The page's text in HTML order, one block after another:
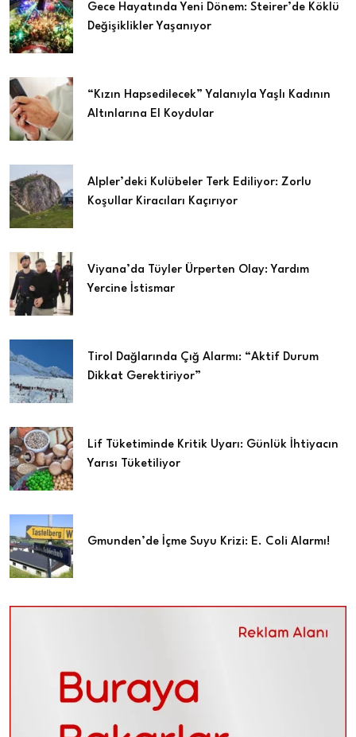
Gece Hayatında Yeni Dönem: Steirer’de Köklü
Değişiklikler Yaşanıyor
“Kızın Hapsedilecek” Yalanıyla Yaşlı Kadının
Altınlarına El Koydular
Alpler’deki Kulübeler Terk Ediliyor: Zorlu
Koşullar Kiracıları Kaçırıyor
Viyana’da Tüyler Ürperten Olay: Yardım
Yercine İstismar
Tirol Dağlarında Çığ Alarmı: “Aktif Durum
Dikkat Gerektiriyor”
Lif Tüketiminde Kritik Uyarı: Günlük İhtiyacın
Yarısı Tüketiliyor
Gmunden’de İçme Suyu Krizi: E. Coli Alarmı!